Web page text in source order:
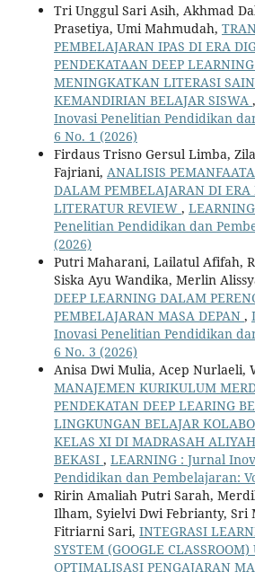
Tri Unggul Sari Asih, Akhmad
Prasetiya, Umi Mahmudah,
PEMBELAJARAN IPAS DI ERA
PENDEKATAAN DEEP
MENINGKATKAN LITERASI
KEMANDIRIAN BELAJAR SISWA ,
Inovasi Penelitian Pendidikan
6 No. 1 (2026)
Firdaus Trisno Gersul Limba,
Fajriani, ANALISIS
DALAM PEMBELAJARAN DI
LITERATUR REVIEW ,
Penelitian Pendidikan dan
(2026)
Putri Maharani, Lailatul Afifah,
Siska Ayu Wandika, Merlin
DEEP LEARNING DALAM
PEMBELAJARAN MASA DEPAN ,
Inovasi Penelitian Pendidikan
6 No. 3 (2026)
Anisa Dwi Mulia, Acep Nurlaeli,
MANAJEMEN KURIKULUM
PENDEKATAN DEEP LEARING
LINGKUNGAN BELAJAR
KELAS XI DI MADRASAH
BEKASI , LEARNING : Jurnal
Pendidikan dan Pembelajaran:
Ririn Amaliah Putri Sarah,
Ilham, Syielvi Dwi Febrianty, Sri
Fitriarni Sari, INTEGRASI
SYSTEM (GOOGLE
OPTIMALISASI PENGAJARAN